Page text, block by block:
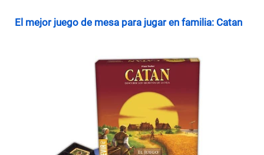
El mejor juego de mesa para jugar en familia: Catan